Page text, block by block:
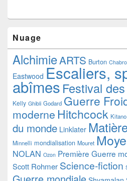
Nuage
AlchimieARTS Burton
Eastwood Escaliers,
abîmes Festival
Kelly Ghibli Godard Guerre
moderne Hitchcock Kitano
du monde Linklater
Minnelli mondialisation Mouret
NOLAN Ozon Première Guerre
Scott Rohmer Science-fiction